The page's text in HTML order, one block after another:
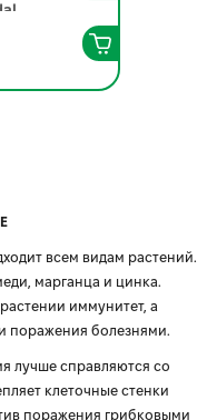
всем видам растений.
марганца и цинка.
иммунитет, а
поражения болезнями.
лучше справляются со
клеточные стенки
поражения грибковыми